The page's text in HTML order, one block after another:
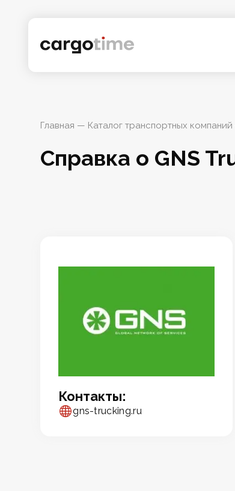
Главная — Каталог транспортных компаний
Справка о GNS
Контакты:
gns-trucking.ru